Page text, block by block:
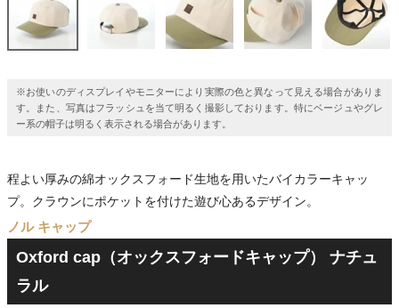
※お使いのディスプレイやモニターにより実際の色と異なって見える場合がありま
す。また、写真はフラッシュを当て明るく撮影しております。特にベージュやグレ
ー系の帽子は明るく表示される場合があります。
程よい厚みの綿オックスフォード生地を用いたバイカラーキャッ
プ。クラウンにポケットを付けた遊び心あるデザイン。
ノル キャップ
Oxford cap（オックスフォードキャップ） ナチュ
ラル